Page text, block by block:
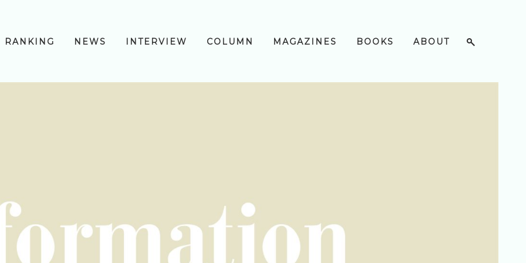
RANKING NEWS INTERVIEW COLUMN MAGAZINES BOOKS ABOUT